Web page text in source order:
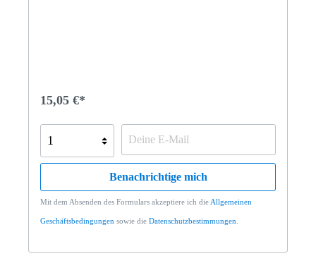
15,05 €*
Benachrichtige mich
Mit dem Absenden des Formulars akzeptiere ich die Allgemeinen
Geschäftsbedingungen sowie die Datenschutzbestimmungen